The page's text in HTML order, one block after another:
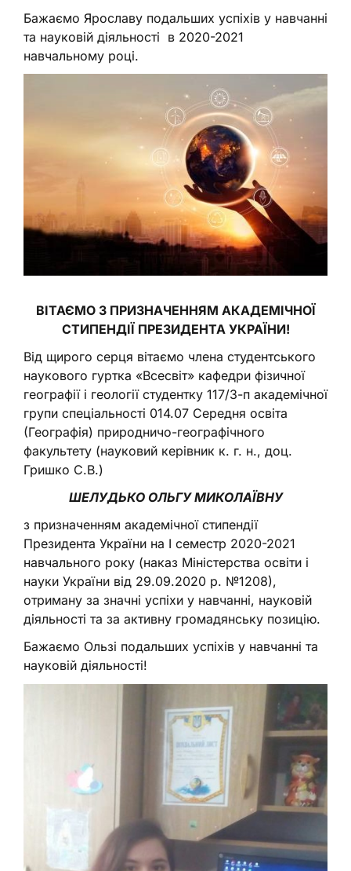
Бажаємо Ярославу подальших успіхів у навчанні
та науковій діяльності в 2020-2021
навчальному році.
ВІТАЄМО З ПРИЗНАЧЕННЯМ АКАДЕМІЧНОЇ
СТИПЕНДІЇ ПРЕЗИДЕНТА УКРАЇНИ!
Від щирого серця вітаємо члена студентського
наукового гуртка «Всесвіт» кафедри фізичної
географії і геології студентку 117/3-п академічної
групи спеціальності 014.07 Середня освіта
(Географія) природничо-географічного
факультету (науковий керівник к. г. н., доц.
Гришко С.В.)
ШЕЛУДЬКО ОЛЬГУ МИКОЛАЇВНУ
з призначенням академічної стипендії
Президента України на І семестр 2020-2021
навчального року (наказ Міністерства освіти і
науки України від 29.09.2020 р. №1208),
отриману за значні успіхи у навчанні, науковій
діяльності та за активну громадянську позицію.
Бажаємо Ользі подальших успіхів у навчанні та
науковій діяльності!